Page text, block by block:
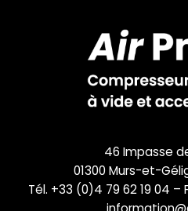
46 Impasse
01300 Murs-et-
Tél. +33 (0)4 79 62 19 04 –